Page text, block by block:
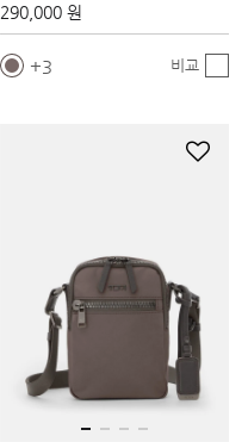
290,000 원
3 비교